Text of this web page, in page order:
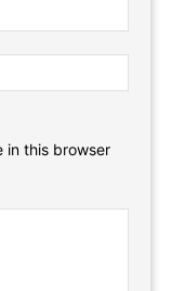
in this browser